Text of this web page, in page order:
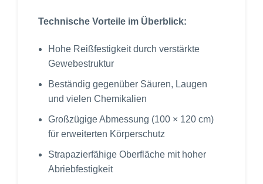
Technische Vorteile im Überblick:
Hohe Reißfestigkeit durch verstärkte
Gewebestruktur
Beständig gegenüber Säuren, Laugen
und vielen Chemikalien
Großzügige Abmessung (100 × 120 cm)
für erweiterten Körperschutz
Strapazierfähige Oberfläche mit hoher
Abriebfestigkeit